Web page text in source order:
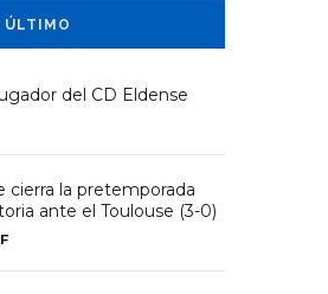
ÚLTIMO
del CD Eldense
cierra la pretemporada
ante el Toulouse (3-0)